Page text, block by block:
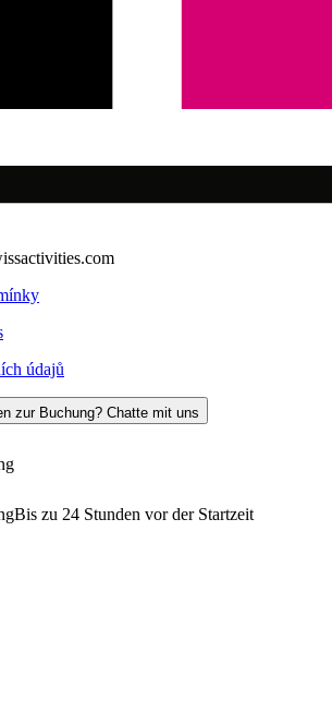
údajů
zur Buchung? Chatte mit uns
Bis zu 24 Stunden vor der Startzeit